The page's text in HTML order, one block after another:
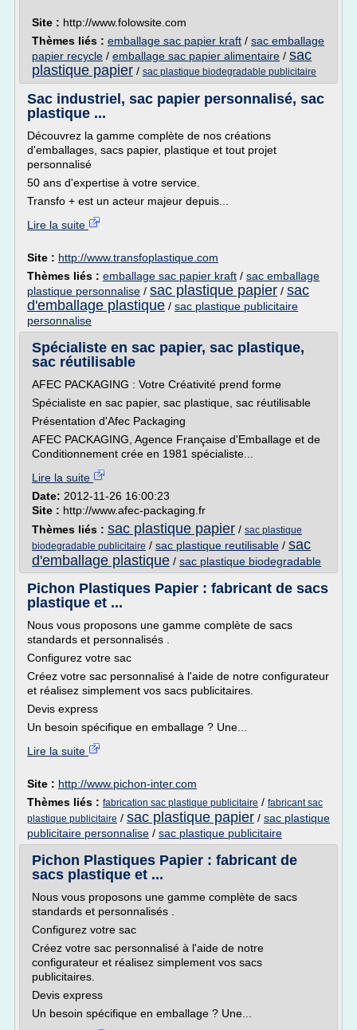
Site : http://www.folowsite.com
Thèmes liés : emballage sac papier kraft / sac emballage
papier recycle / emballage sac papier alimentaire / sac
plastique papier / sac plastique biodegradable publicitaire
Sac industriel, sac papier personnalisé, sac
plastique ...
Découvrez la gamme complète de nos créations
d'emballages, sacs papier, plastique et tout projet
personnalisé
50 ans d'expertise à votre service.
Transfo + est un acteur majeur depuis...
Lire la suite
Site : http://www.transfoplastique.com
Thèmes liés : emballage sac papier kraft / sac emballage
plastique personnalise / sac plastique papier / sac
d'emballage plastique / sac plastique publicitaire
personnalise
Spécialiste en sac papier, sac plastique,
sac réutilisable
AFEC PACKAGING : Votre Créativité prend forme
Spécialiste en sac papier, sac plastique, sac réutilisable
Présentation d'Afec Packaging
AFEC PACKAGING, Agence Française d'Emballage et de
Conditionnement crée en 1981 spécialiste...
Lire la suite
Date: 2012-11-26 16:00:23
Site : http://www.afec-packaging.fr
Thèmes liés : sac plastique papier / sac plastique
biodegradable publicitaire / sac plastique reutilisable / sac
d'emballage plastique / sac plastique biodegradable
Pichon Plastiques Papier : fabricant de sacs
plastique et ...
Nous vous proposons une gamme complète de sacs
standards et personnalisés .
Configurez votre sac
Créez votre sac personnalisé à l'aide de notre configurateur
et réalisez simplement vos sacs publicitaires.
Devis express
Un besoin spécifique en emballage ? Une...
Lire la suite
Site : http://www.pichon-inter.com
Thèmes liés : fabrication sac plastique publicitaire / fabricant sac
plastique publicitaire / sac plastique papier / sac plastique
publicitaire personnalise / sac plastique publicitaire
Pichon Plastiques Papier : fabricant de
sacs plastique et ...
Nous vous proposons une gamme complète de sacs
standards et personnalisés .
Configurez votre sac
Créez votre sac personnalisé à l'aide de notre
configurateur et réalisez simplement vos sacs
publicitaires.
Devis express
Un besoin spécifique en emballage ? Une...